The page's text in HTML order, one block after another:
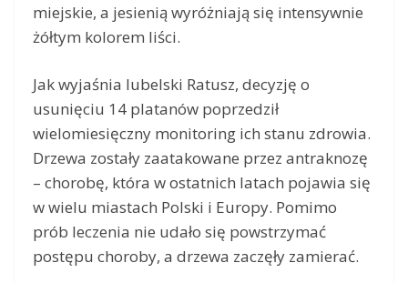
miejskie, a jesienią wyróżniają się intensywnie
żółtym kolorem liści.
Jak wyjaśnia lubelski Ratusz, decyzję o
usunięciu 14 platanów poprzedził
wielomiesięczny monitoring ich stanu zdrowia.
Drzewa zostały zaatakowane przez antraknozę
– chorobę, która w ostatnich latach pojawia się
w wielu miastach Polski i Europy. Pomimo
prób leczenia nie udało się powstrzymać
postępu choroby, a drzewa zaczęły zamierać.